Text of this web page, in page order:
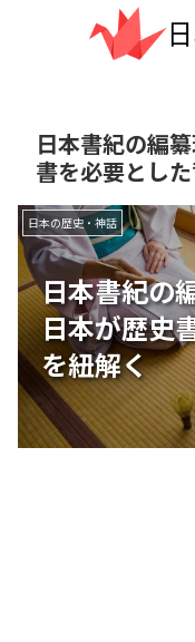
日本書紀の編
書を必要とし
日本書紀の
日本が歴史
を紐解く
日本の歴史・神話